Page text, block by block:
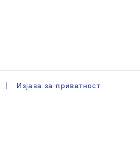
Изјава за приватност